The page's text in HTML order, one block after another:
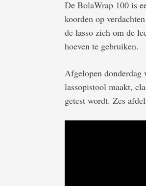
De BolaWrap 100 is
koorden op
de lasso zich om de
hoeven te gebruiken.
Afgelopen donderdag
lassopistool maakt,
getest wordt. Zes